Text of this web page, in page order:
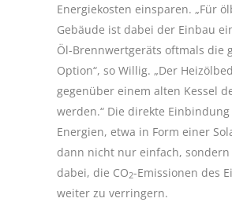
Energiekosten einsparen. „Für
Gebäude ist dabei der Einbau
Öl-Brennwertgeräts oftmals die
Option“, so Willig. „Der
gegenüber einem alten Kessel
werden.“ Die direkte
Energien, etwa in Form einer
dann nicht nur einfach,
dabei, die CO2-Emissionen des
weiter zu verringern.